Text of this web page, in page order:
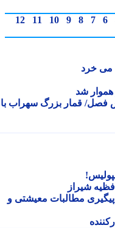
7
8
9
10
11
12
خرد
شد
قمار بزرگ سهراب با
شیراز
اصل 90 برای پیگیری مطالبات معیشتی و